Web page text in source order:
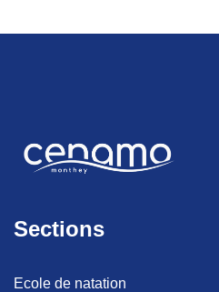
Sections
Ecole de natation